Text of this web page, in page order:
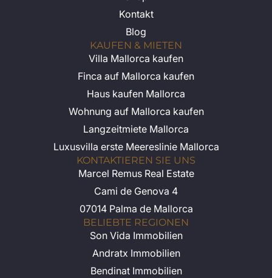
Kontakt
Blog
KAUFEN & MIETEN
Villa Mallorca kaufen
Finca auf Mallorca kaufen
Haus kaufen Mallorca
Wohnung auf Mallorca kaufen
Langzeitmiete Mallorca
Luxusvilla erste Meereslinie Mallorca
KONTAKTIEREN SIE UNS
Marcel Remus Real Estate
Cami de Genova 4
07014 Palma de Mallorca
BELIEBTE REGIONEN
Son Vida Immobilien
Andratx Immobilien
Bendinat Immobilien